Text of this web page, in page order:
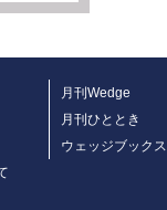
月刊Wedge
月刊ひととき
ウェッジブックス